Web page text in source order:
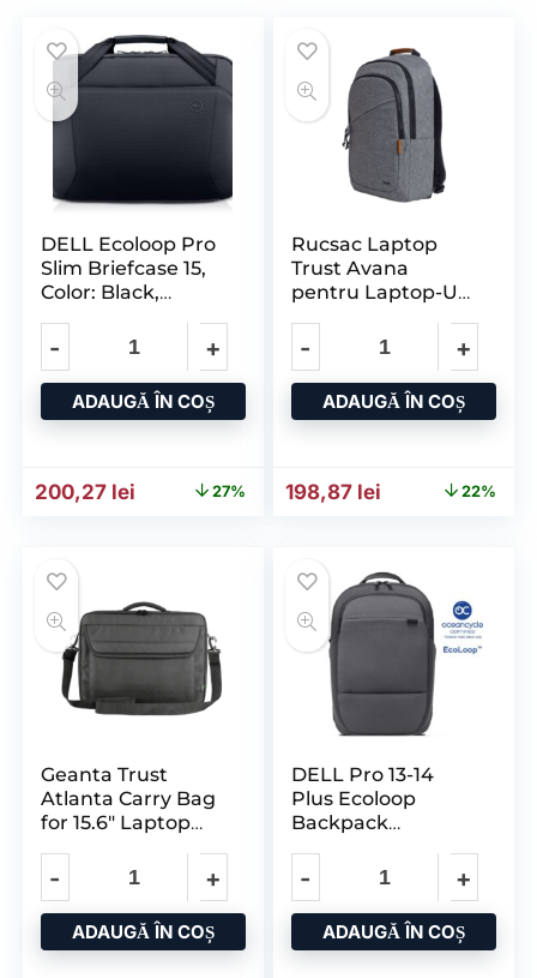
DELL Ecoloop Pro
Slim Briefcase 15,
Color: Black,
Compatibility
ADAUGĂ ÎN COȘ
Prețul inițial a fost: 274,69 lei.
200,27 lei Prețul curent este: 200,27 lei.
27%
Rucsac Laptop
Trust Avana
pentru Laptop-Uri
ADAUGĂ ÎN COȘ
Prețul inițial a fost:
198,87 lei Prețul curent
22%
Geanta Trust
Atlanta Carry Bag
for 15.6″ Laptop
ADAUGĂ ÎN COȘ
DELL Pro 13-14
Plus Ecoloop
Backpack
ADAUGĂ ÎN COȘ